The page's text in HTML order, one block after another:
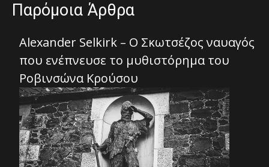
Παρόμοια Άρθρα
Alexander Selkirk – Ο Σκωτσέζος ναυαγός
που ενέπνευσε το μυθιστόρημα του
Ροβινσώνα Κρούσου